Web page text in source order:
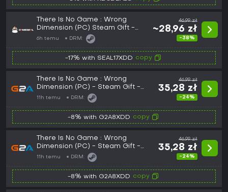
There Is No Game : Wrong
Dimension (PC) Steam Gift -
GLOBAL
6h temu DRM:
46,99 zł
~28,96 zł
-38%
-17% with SEAL17XDD copy
There Is No Game : Wrong
Dimension (PC) - Steam Gift -
EUROPE
11h temu DRM:
46,99 zł
35,28 zł
-24%
-8% with G2A8XDD copy
There Is No Game : Wrong
Dimension (PC) - Steam Gift -
GLOBAL
11h temu DRM:
46,99 zł
35,28 zł
-24%
-8% with G2A8XDD copy